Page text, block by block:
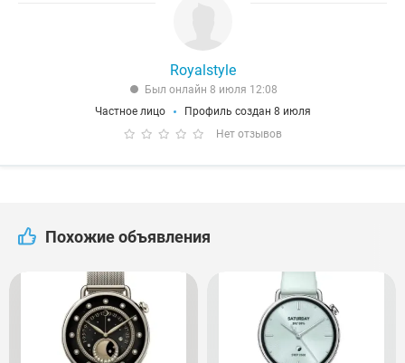
Royalstyle
Был онлайн 8 июля 12:08
Частное лицо
Профиль создан 8 июля
Нет отзывов
Похожие объявления